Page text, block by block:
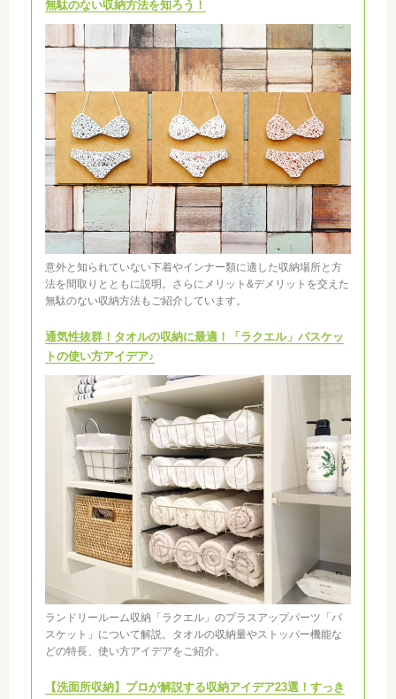
無駄のない収納方法を知ろう！
意外と知られていない下着やインナー類に適した収納場所と方
法を間取りとともに説明。さらにメリット&デメリットを交えた
無駄のない収納方法もご紹介しています。
通気性抜群！タオルの収納に最適！「ラクエル」バスケッ
トの使い方アイデア♪
ランドリールーム収納「ラクエル」のプラスアップパーツ「バ
スケット」について解説。タオルの収納量やストッパー機能な
どの特長、使い方アイデアをご紹介。
【洗面所収納】プロが解説する収納アイデア23選！すっき